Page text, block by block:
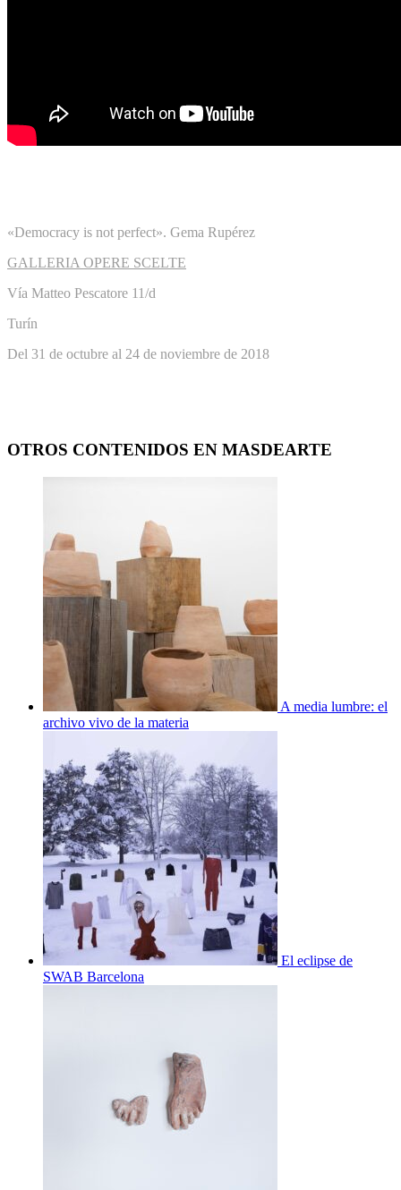
«Democracy is not perfect». Gema Rupérez
GALLERIA OPERE SCELTE
Vía Matteo Pescatore 11/d
Turín
Del 31 de octubre al 24 de noviembre de 2018
OTROS CONTENIDOS EN MASDEARTE
A media lumbre: el
archivo vivo de la materia
El eclipse de
SWAB Barcelona